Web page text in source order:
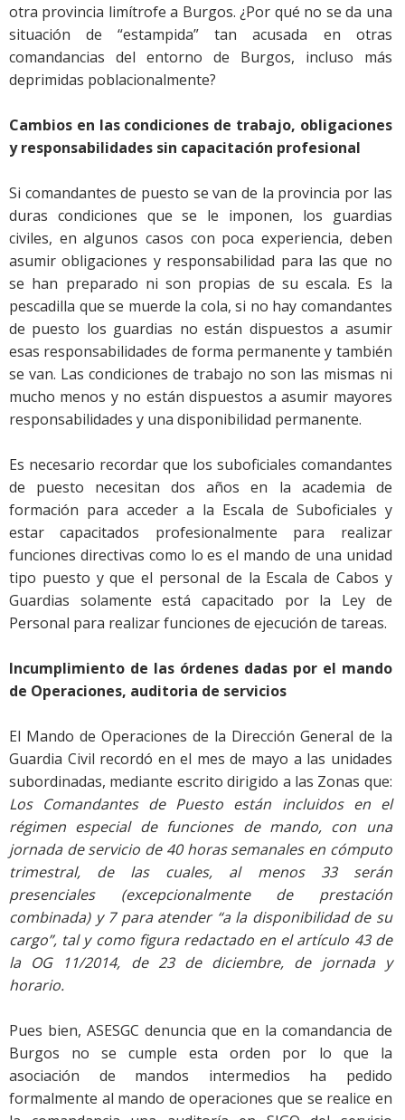
otra provincia limítrofe a Burgos. ¿Por qué no se da una
situación de “estampida” tan acusada en otras
comandancias del entorno de Burgos, incluso más
deprimidas poblacionalmente?
Cambios en las condiciones de trabajo, obligaciones
y responsabilidades sin capacitación profesional
Si comandantes de puesto se van de la provincia por las
duras condiciones que se le imponen, los guardias
civiles, en algunos casos con poca experiencia, deben
asumir obligaciones y responsabilidad para las que no
se han preparado ni son propias de su escala. Es la
pescadilla que se muerde la cola, si no hay comandantes
de puesto los guardias no están dispuestos a asumir
esas responsabilidades de forma permanente y también
se van. Las condiciones de trabajo no son las mismas ni
mucho menos y no están dispuestos a asumir mayores
responsabilidades y una disponibilidad permanente.
Es necesario recordar que los suboficiales comandantes
de puesto necesitan dos años en la academia de
formación para acceder a la Escala de Suboficiales y
estar capacitados profesionalmente para realizar
funciones directivas como lo es el mando de una unidad
tipo puesto y que el personal de la Escala de Cabos y
Guardias solamente está capacitado por la Ley de
Personal para realizar funciones de ejecución de tareas.
Incumplimiento de las órdenes dadas por el mando
de Operaciones, auditoria de servicios
El Mando de Operaciones de la Dirección General de la
Guardia Civil recordó en el mes de mayo a las unidades
subordinadas, mediante escrito dirigido a las Zonas que:
Los Comandantes de Puesto están incluidos en el
régimen especial de funciones de mando, con una
jornada de servicio de 40 horas semanales en cómputo
trimestral, de las cuales, al menos 33 serán
presenciales (excepcionalmente de prestación
combinada) y 7 para atender “a la disponibilidad de su
cargo”, tal y como figura redactado en el artículo 43 de
la OG 11/2014, de 23 de diciembre, de jornada y
horario.
Pues bien, ASESGC denuncia que en la comandancia de
Burgos no se cumple esta orden por lo que la
asociación de mandos intermedios ha pedido
formalmente al mando de operaciones que se realice en